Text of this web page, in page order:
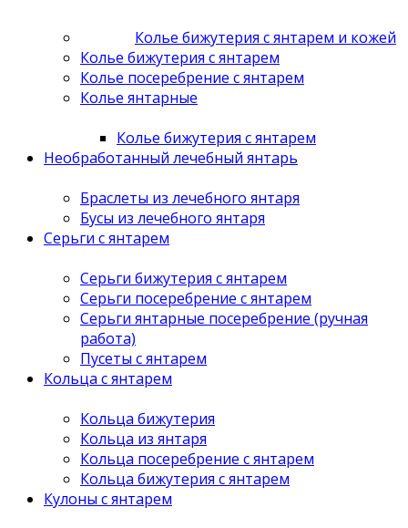
Колье бижутерия с янтарем и кожей
Колье бижутерия с янтарем
Колье посеребрение с янтарем
Колье янтарные
Колье бижутерия с янтарем
Необработанный лечебный янтарь
Браслеты из лечебного янтаря
Бусы из лечебного янтаря
Серьги с янтарем
Серьги бижутерия с янтарем
Серьги посеребрение с янтарем
Серьги янтарные посеребрение (ручная
работа)
Пусеты с янтарем
Кольца с янтарем
Кольца бижутерия
Кольца из янтаря
Кольца посеребрение с янтарем
Кольца бижутерия с янтарем
Кулоны с янтарем